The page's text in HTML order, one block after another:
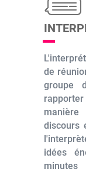
de
groupe
discours
idées